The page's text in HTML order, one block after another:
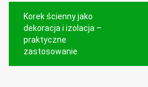
Nawigacja
wpisu
Korek ścienny jako
dekoracja i izolacja –
praktyczne
zastosowanie